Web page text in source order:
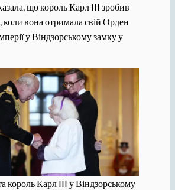
що король Карл III зробив
коли вона отримала свій Орден
у Віндзорському замку у
король Карл III у Віндзорському